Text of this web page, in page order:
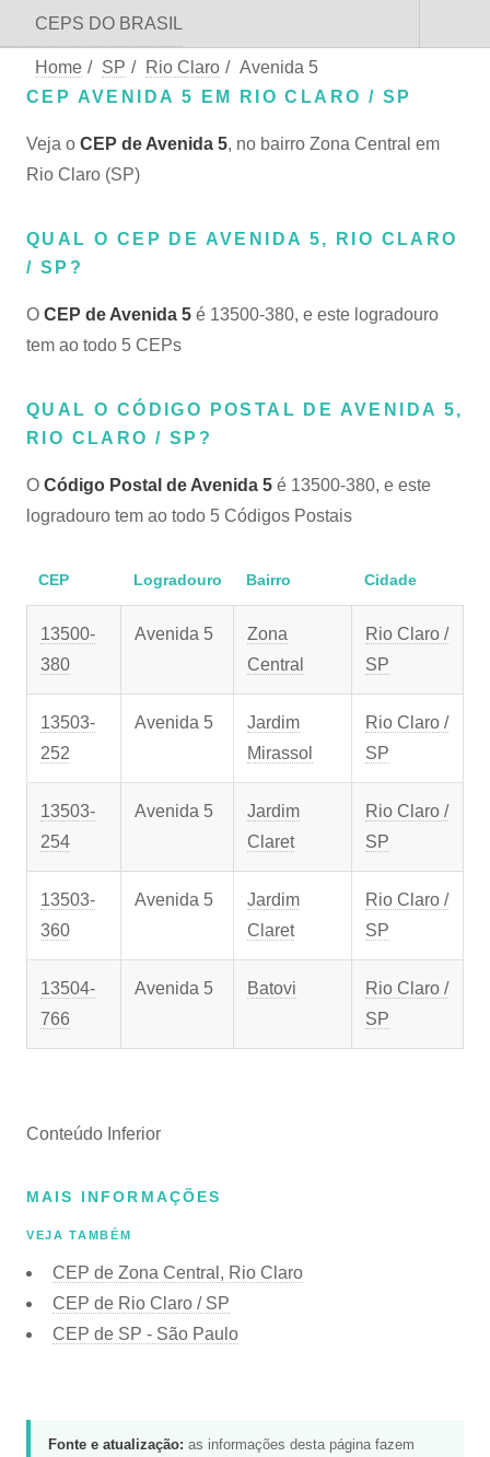
CEPS DO BRASIL
Home / SP / Rio Claro / Avenida 5
CEP AVENIDA 5 EM RIO CLARO / SP
Veja o CEP de Avenida 5, no bairro Zona Central em
Rio Claro (SP)
QUAL O CEP DE AVENIDA 5, RIO CLARO
/ SP?
O CEP de Avenida 5 é 13500-380, e este logradouro
tem ao todo 5 CEPs
QUAL O CÓDIGO POSTAL DE AVENIDA 5,
RIO CLARO / SP?
O Código Postal de Avenida 5 é 13500-380, e este
logradouro tem ao todo 5 Códigos Postais
CEP Logradouro Bairro Cidade
13500-
380
Avenida 5
Zona
Central
Rio Claro /
SP
13503-
252
Avenida 5
Jardim
Mirassol
Rio Claro /
SP
13503-
254
Avenida 5
Jardim
Claret
Rio Claro /
SP
13503-
360
Avenida 5
Jardim
Claret
Rio Claro /
SP
13504-
766
Avenida 5 Batovi
Rio Claro /
SP
Conteúdo Inferior
MAIS INFORMAÇÕES
VEJA TAMBÉM
CEP de Zona Central, Rio Claro
CEP de Rio Claro / SP
CEP de SP - São Paulo
Fonte e atualização: as informações desta página fazem